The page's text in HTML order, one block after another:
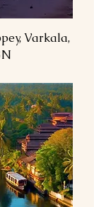
Varkala,